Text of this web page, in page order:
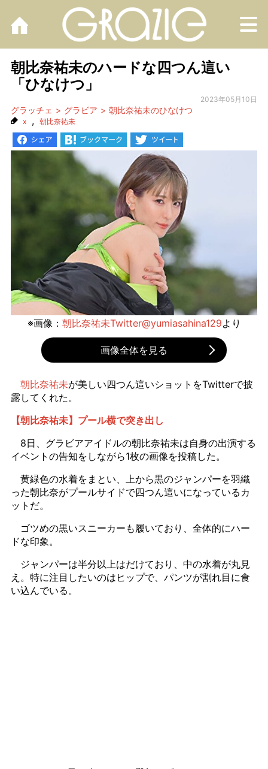
朝比奈祐未のハードな四つん這い
「ひなけつ」
2023年05月10日
グラッチェ グラビア 朝比奈祐未のひなけつ
x , 朝比奈祐未
※画像： 朝比奈祐未Twitter@yumiasahina129より
画像全体を見る
朝比奈祐未が美しい四つん這いショットをTwitterで披
露してくれた。
【朝比奈祐未】プール横で突き出し
8日、グラビアアイドルの朝比奈祐未は自身の出演する
イベントの告知をしながら1枚の画像を投稿した。
黄緑色の水着をまとい、上から黒のジャンパーを羽織
った朝比奈がプールサイドで四つん這いになっているカ
ットだ。
ゴツめの黒いスニーカーも履いており、全体的にハー
ドな印象。
ジャンパーは半分以上はだけており、中の水着が丸見
え。特に注目したいのはヒップで、パンツが割れ目に食
い込んでいる。